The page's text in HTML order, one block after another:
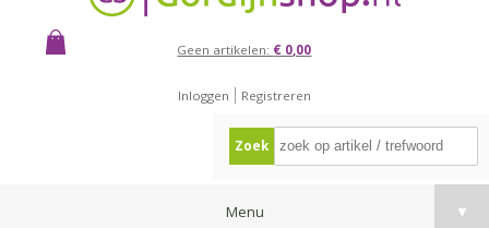
Geen artikelen: € 0,00
Inloggen Registreren
Zoek
Menu ▼